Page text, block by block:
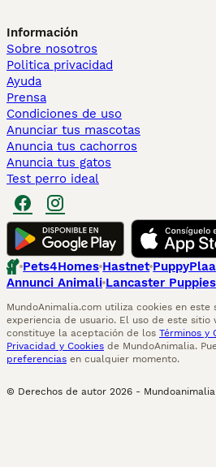
Información
Sobre nosotros
Politica privacidad
Ayuda
Prensa
Condiciones de uso
Anunciar tus mascotas
Anuncia tus cachorros
Anuncia tus gatos
Test perro ideal
Pets4Homes Hastnet
Annunci Animali Lancaster Puppies
MundoAnimalia.com utiliza cookies en
experiencia de usuario. El uso de este sitio
constituye la aceptación de los Términos y
Privacidad y Cookies de MundoAnimalia.
preferencias en cualquier momento.
© Derechos de autor 2026 - Mundoanimalia